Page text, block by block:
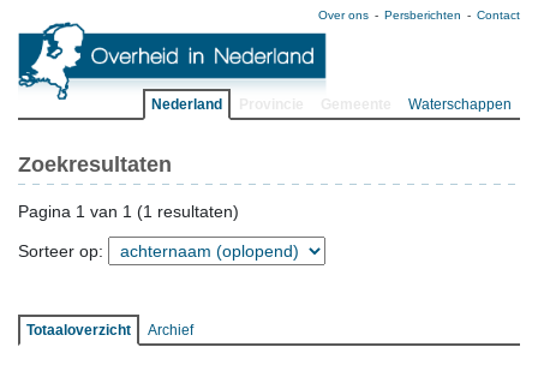
Over ons Persberichten Contact
Nederland Waterschappen
Zoekresultaten
Pagina 1 van 1 (1 resultaten)
Sorteer op:
Totaaloverzicht Archief